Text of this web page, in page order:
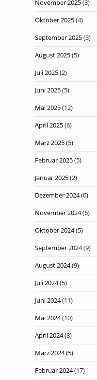
November 2025(3)
Oktober 2025(4)
September 2025(3)
August 2025(5)
Juli 2025(2)
Juni 2025(5)
Mai 2025(12)
April 2025(6)
März 2025(5)
Februar 2025(5)
Januar 2025(2)
Dezember 2024(6)
November 2024(6)
Oktober 2024(5)
September 2024(9)
August 2024(9)
Juli 2024(5)
Juni 2024(11)
Mai 2024(10)
April 2024(8)
März 2024(5)
Februar 2024(17)